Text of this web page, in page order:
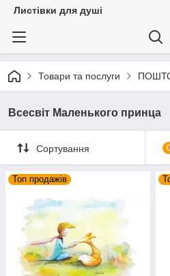
Листівки для душі
Товари та послуги
Всесвіт Маленького принца
Сортування
Топ продажів